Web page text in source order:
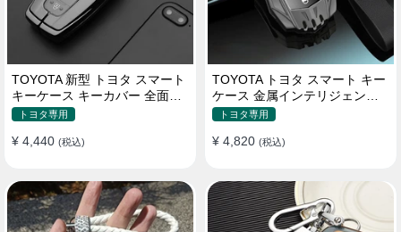
TOYOTA 新型 トヨタ スマート
キーケース キーカバー 全面保
護 汚れ防止 滑り止め 傷防止
トヨタ専用
¥ 4,440 (税込)
TOYOTA トヨタ スマート キー
ケース 金属インテリジェント
キーケース 高質な亜鉛合金材
トヨタ専用
¥ 4,820 (税込)